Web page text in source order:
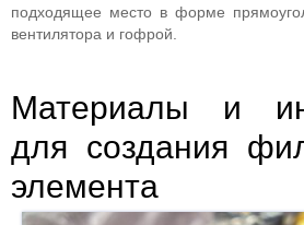
подходящее место в форме
вентилятора и гофрой.
Материалы и
для создания
элемента